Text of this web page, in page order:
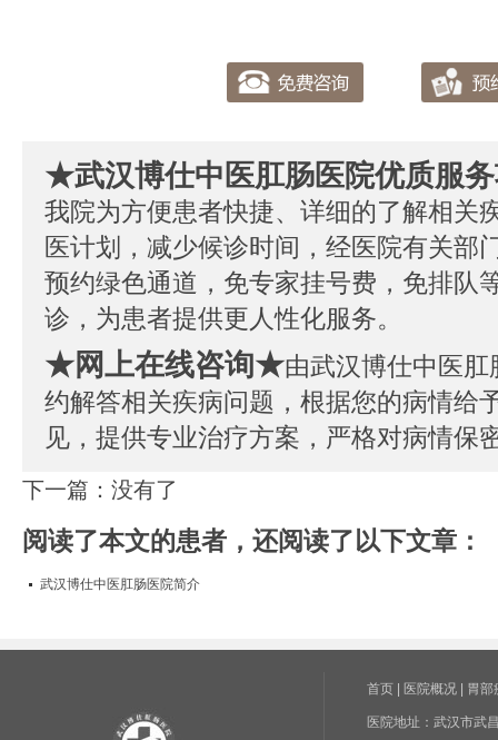
★武汉博仕中医肛肠医院优质服
我院为方便患者快捷、详细的了解相关
医计划，减少候诊时间，经医院有关部
预约绿色通道，免专家挂号费，免排队
诊，为患者提供更人性化服务。
★网上在线咨询★由武汉博仕中医
约解答相关疾病问题，根据您的病情给
见，提供专业治疗方案，严格对病情保
下一篇：没有了
阅读了本文的患者，还阅读了以下文章：
武汉博仕中医肛肠医院简介
首页 医院概况 胃部
医院地址：武汉市武